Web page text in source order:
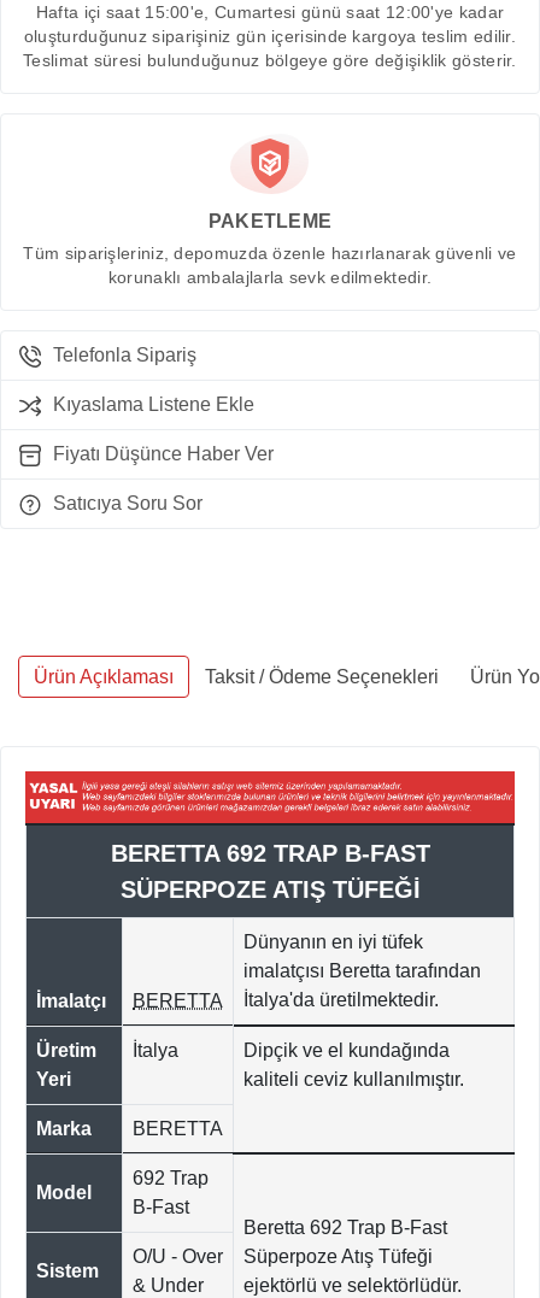
Hafta içi saat 15:00'e, Cumartesi günü saat 12:00'ye kadar
oluşturduğunuz siparişiniz gün içerisinde kargoya teslim edilir.
Teslimat süresi bulunduğunuz bölgeye göre değişiklik gösterir.
PAKETLEME
Tüm siparişleriniz, depomuzda özenle hazırlanarak güvenli ve
korunaklı ambalajlarla sevk edilmektedir.
Telefonla Sipariş
Kıyaslama Listene Ekle
Fiyatı Düşünce Haber Ver
Satıcıya Soru Sor
Ürün Açıklaması Taksit / Ödeme Seçenekleri Ürün
BERETTA 692 TRAP B-FAST
SÜPERPOZE ATIŞ TÜFEĞİ
İmalatçı BERETTA
Dünyanın en iyi tüfek
imalatçısı Beretta tarafından
İtalya'da üretilmektedir.
Üretim
Yeri
İtalya
Dipçik ve el kundağında
kaliteli ceviz kullanılmıştır.
Marka BERETTA
Model
692 Trap
B-Fast
Beretta 692 Trap B-Fast
Süperpoze Atış Tüfeği
ejektörlü ve selektörlüdür.
Sistem
O/U - Over
& Under